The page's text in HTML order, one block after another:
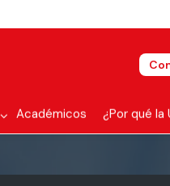
Académicos ¿Por qué la